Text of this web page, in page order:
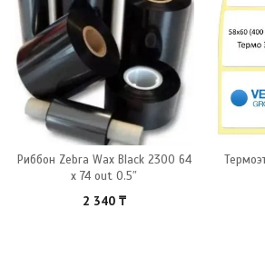
Риббон Zebra Wax Black 2300 64
x 74 out 0.5″
2 340 ₸